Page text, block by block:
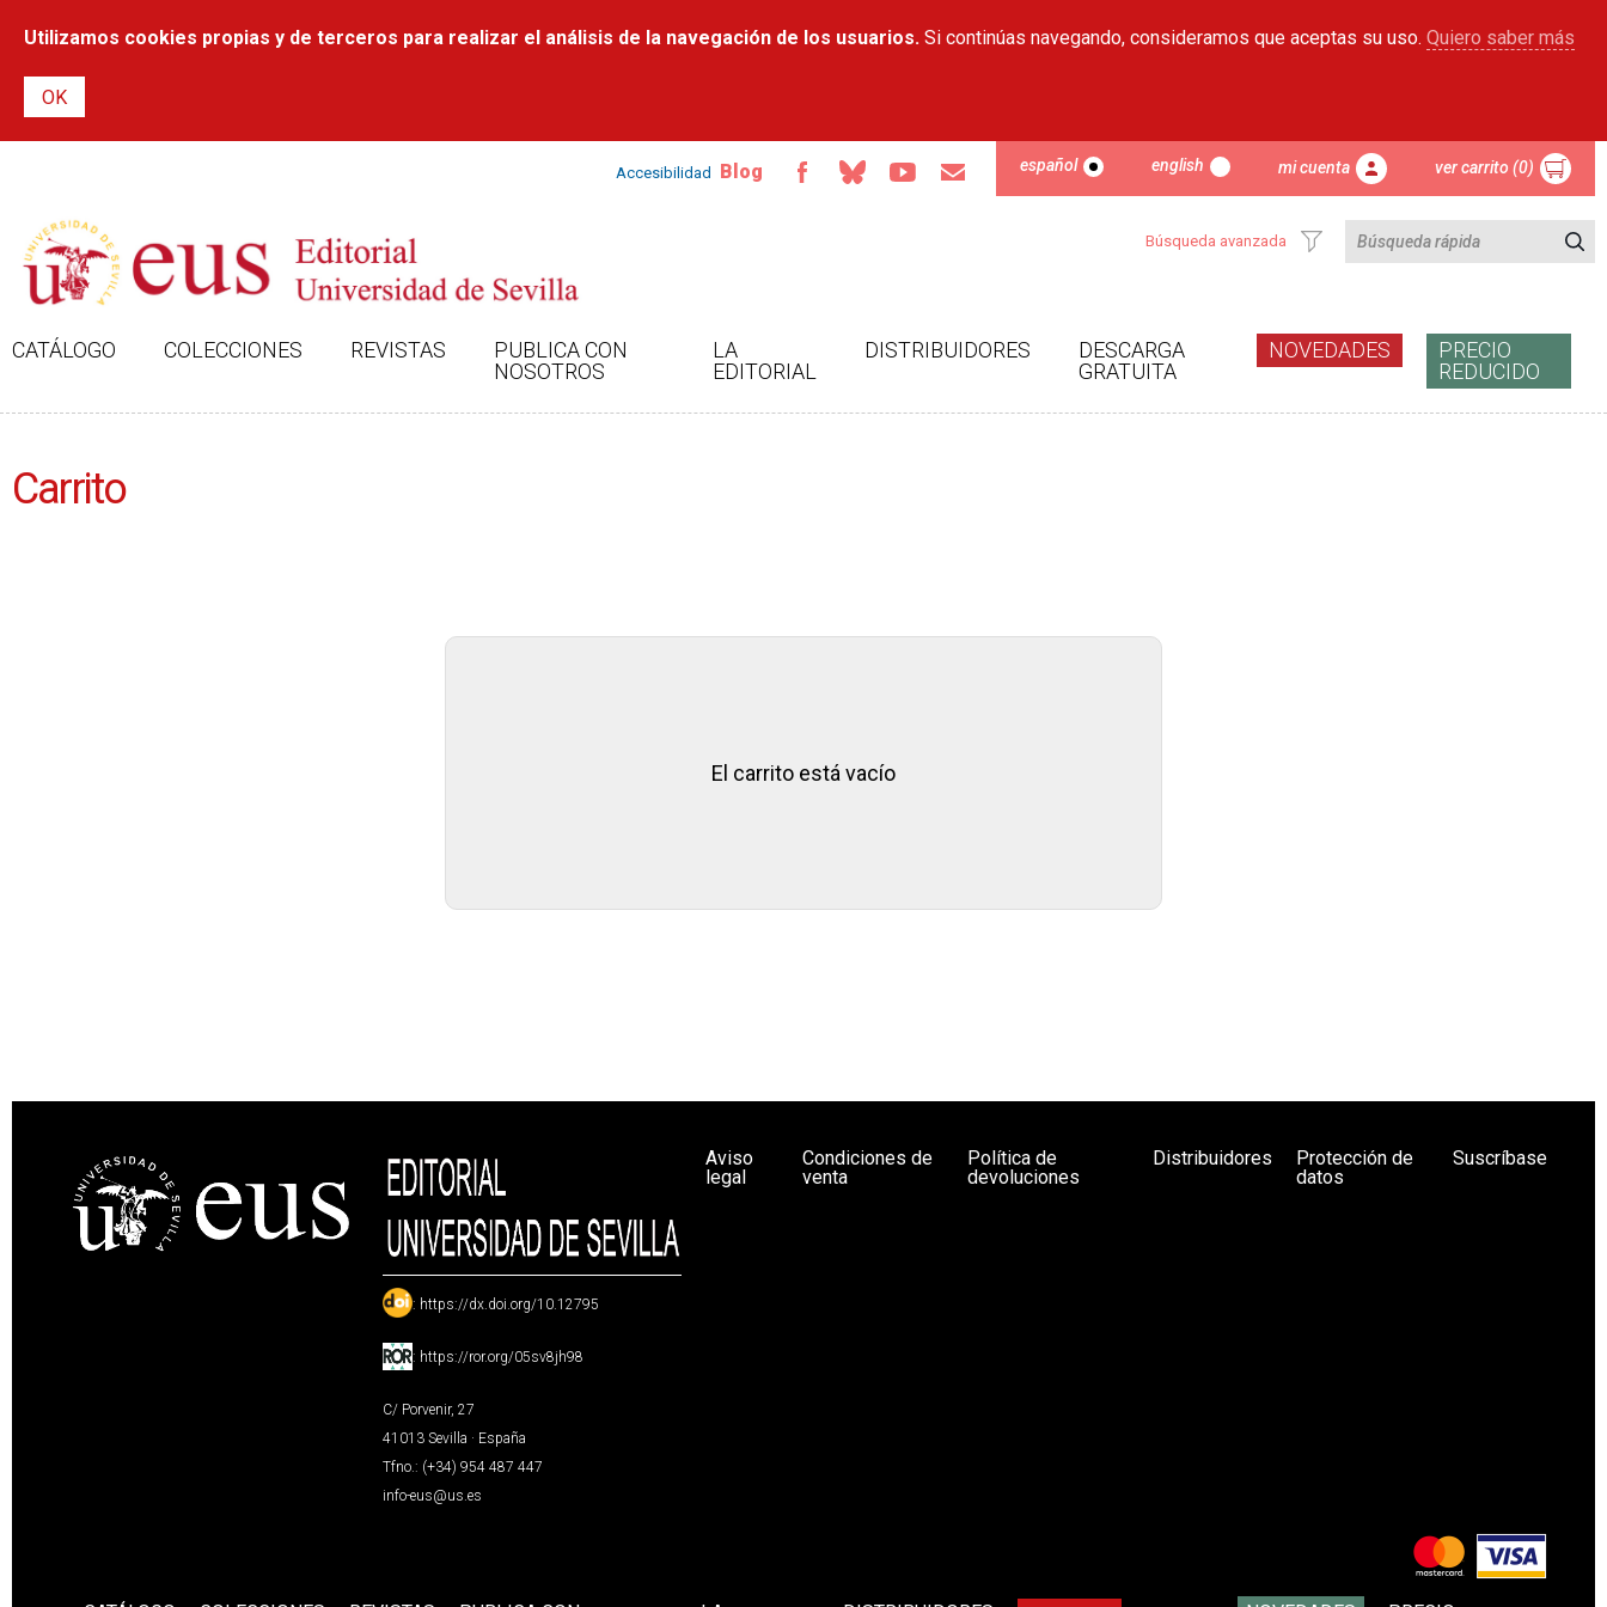
contenido
Utilizamos cookies propias y de terceros para realizar el análisis de la navegación de los usuarios. Si continúas navegando, consideramos que aceptas su uso. Quiero saber más
Accesibilidad Blog español english mi cuenta ver carrito (0)
Búsqueda avanzada
CATÁLOGO COLECCIONES REVISTAS
PUBLICA CON
NOSOTROS
LA
EDITORIAL
DISTRIBUIDORES
DESCARGA
GRATUITA
NOVEDADES
PRECIO
REDUCIDO
Carrito
El carrito está vacío
: https://dx.doi.org/10.12795
: https://ror.org/05sv8jh98
C/ Porvenir, 27
41013 Sevilla · España
Tfno.: (+34) 954 487 447
info-eus@us.es
Aviso
legal
Condiciones de
venta
Política de
devoluciones
Distribuidores
Protección de
datos
Suscríbase